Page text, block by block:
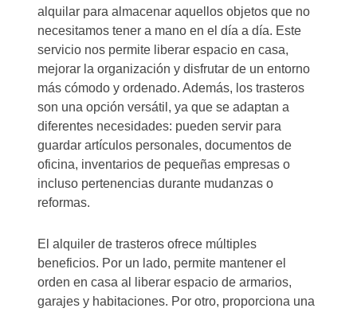
alquilar para almacenar aquellos objetos que no
necesitamos tener a mano en el día a día. Este
servicio nos permite liberar espacio en casa,
mejorar la organización y disfrutar de un entorno
más cómodo y ordenado. Además, los trasteros
son una opción versátil, ya que se adaptan a
diferentes necesidades: pueden servir para
guardar artículos personales, documentos de
oficina, inventarios de pequeñas empresas o
incluso pertenencias durante mudanzas o
reformas.
El alquiler de trasteros ofrece múltiples
beneficios. Por un lado, permite mantener el
orden en casa al liberar espacio de armarios,
garajes y habitaciones. Por otro, proporciona una